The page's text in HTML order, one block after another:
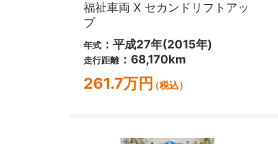
福祉車両 X セカンドリフトアッ
プ
年式 ：平成27年(2015年)
走行距離：68,170km
261.7万円（税込）